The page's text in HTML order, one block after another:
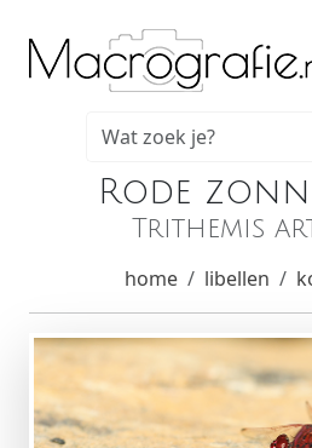
Rode
Trithemis
home libellen